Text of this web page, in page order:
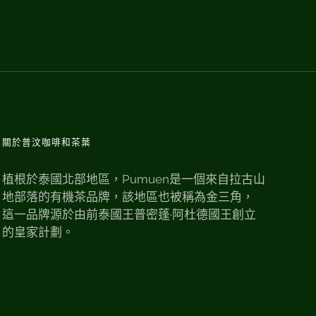
關於普汶咖啡和茶葉
植根於泰國北部地區，Pumuen是一個來自拉古山
地部落的有機茶品牌，該地區也被稱為金三角，
這一品牌源於由前泰國王普密蓬·阿杜德國王創立
的皇家計劃。